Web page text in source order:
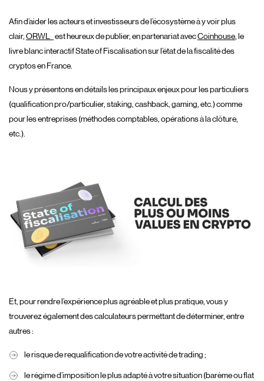
Afin d’aider les acteurs et investisseurs de l’écosystème à y voir plus
clair, ORWL_ est heureux de publier, en partenariat avecCoinhouse, le
livre blanc interactif State of Fiscalisation sur l’état de la fiscalité des
cryptos en France.
Nous y présentons en détails les principaux enjeux pour les particuliers
(qualification pro/particulier, staking, cashback, gaming, etc.) comme
pour les entreprises (méthodes comptables, opérations à la clôture,
etc.).
Et, pour rendre l’expérience plus agréable et plus pratique, vous y
trouverez également des calculateurs permettant de déterminer, entre
autres :
le risque de requalification de votre activité de trading ;
le régime d’imposition le plus adapté à votre situation (barème ou flat